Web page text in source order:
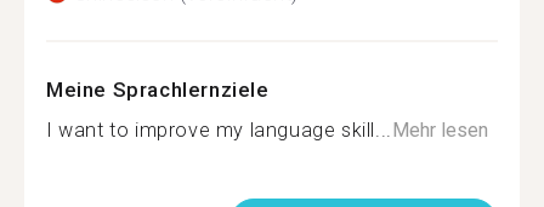
Meine Sprachlernziele
I want to improve my language skill... Mehr lesen